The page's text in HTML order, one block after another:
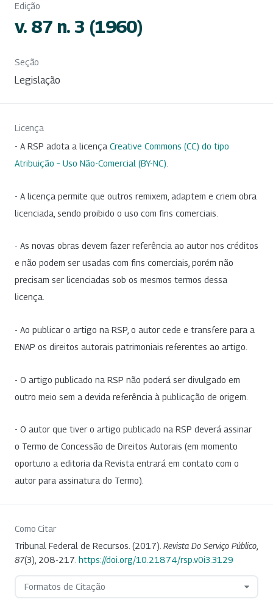
Edição
v. 87 n. 3 (1960)
Seção
Legislação
Licença
- A RSP adota a licença Creative Commons (CC) do tipo
Atribuição – Uso Não-Comercial (BY-NC)
- A licença permite que outros remixem, adaptem e criem obra
licenciada, sendo proibido o uso com fins comerciais.
- As novas obras devem fazer referência ao autor nos créditos
e não podem ser usadas com fins comerciais, porém não
precisam ser licenciadas sob os mesmos termos dessa
licença.
- Ao publicar o artigo na RSP, o autor cede e transfere para a
ENAP os direitos autorais patrimoniais referentes ao artigo.
- O artigo publicado na RSP não poderá ser divulgado em
outro meio sem a devida referência à publicação de origem.
- O autor que tiver o artigo publicado na RSP deverá assinar
o Termo de Concessão de Direitos Autorais (em momento
oportuno a editoria da Revista entrará em contato com o
autor para assinatura do Termo).
Como Citar
Tribunal Federal de Recursos. (2017). Revista Do Serviço Público
87(3), 208-217. https://doi.org/10.21874/rsp.v0i3.3129
Formatos de Citação